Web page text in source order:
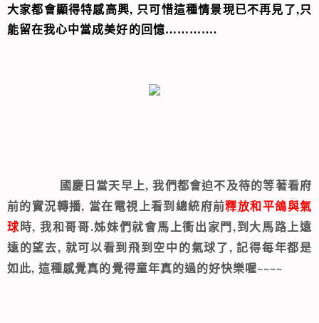
大家都會顯得特感高興, 只可惜這種情景現已不再見了,只
能留在我心中當成美好的回憶………….
國慶日當天早上, 我們都會迫不及待的等著看府
前的實況轉播, 當在電視上看到總統府前釋放和平鴿與氣
球時, 我和哥哥.姊妹們就會馬上衝出家門,到大馬路上遠
遠的望去, 就可以看到飛到空中的氣球了, 記得每年都是
如此, 這種感覺真的覺得童年真的過的好快樂喔~~~~